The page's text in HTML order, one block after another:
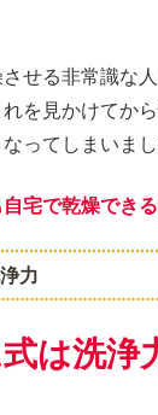
せる非常識な
を見かけてか
ってしまいまし
宅で乾燥でき
力
は洗浄